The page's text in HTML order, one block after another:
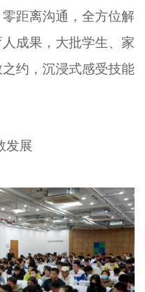
距离沟通，全方位解
成果，大批学生、家
约，沉浸式感受技能
发展